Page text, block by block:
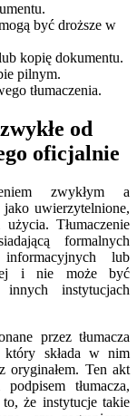
być droższe w
kopię dokumentu.
pilnym.
tłumaczenia.
od
oficjalnie
zwykłym a
jako uwierzytelnione,
Tłumaczenie
formalnych
lub
i nie może być
instytucjach
przez tłumacza
który składa w nim
oryginałem. Ten akt
tłumacza,
że instytucje takie